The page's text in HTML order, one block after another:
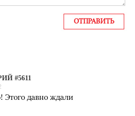
#5611
Этого давно ждали